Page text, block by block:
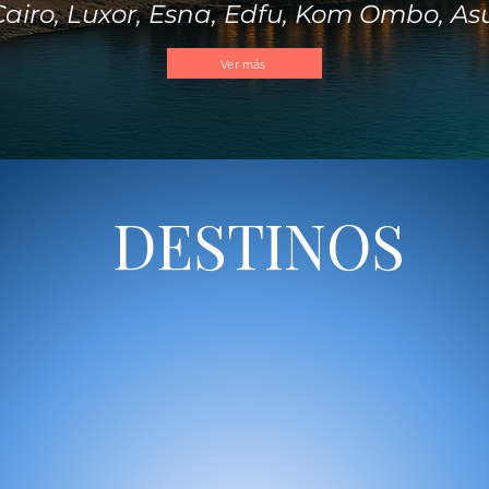
Luxor, Esna, Edfu, Kom Ombo,
Ver más
DESTINOS